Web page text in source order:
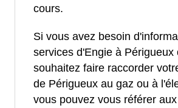
cours.
Si vous avez besoin
services d'Engie à Périgueux
souhaitez faire raccorder
de Périgueux au gaz ou à
vous pouvez vous référer